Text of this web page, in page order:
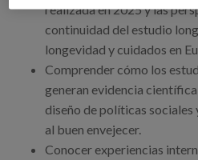
realizada en 2025 y las
continuidad del estudio
longevidad y cuidados en
Comprender cómo los
generan evidencia
diseño de políticas
al buen envejecer.
Conocer experiencias